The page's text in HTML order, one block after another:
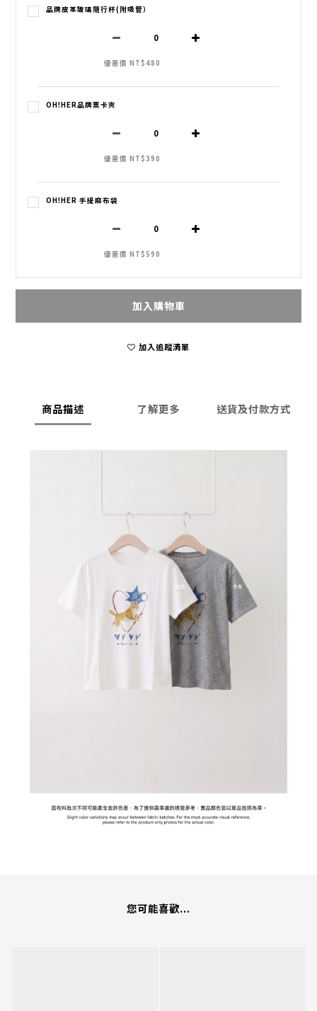
品牌皮革玻璃隨行杯(附吸管）
優惠價 NT$480
OH!HER品牌票卡夾
優惠價 NT$390
OH!HER 手提麻布袋
優惠價 NT$590
加入購物車
加入追蹤清單
商品描述 了解更多 送貨及付款方式
您可能喜歡...